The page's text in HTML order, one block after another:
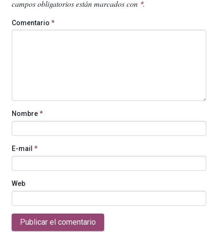
campos obligatorios están marcados con *.
Comentario *
Nombre*
E-mail *
Web
Publicar el comentario